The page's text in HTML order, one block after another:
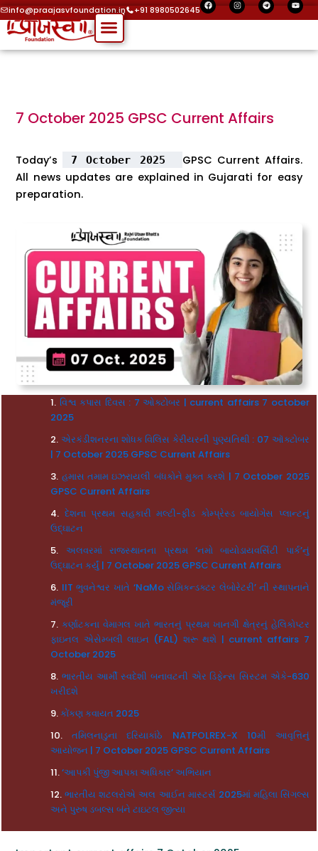
Skip
to
content
info@praajasvfoundation.in +91 8980502645 a
c
e
k
n
s
t
a
e
l
e
m
o
u
t
Menu
7 October 2025 GPSC Current Affairs
Today’s 7 October 2025
GPSC Current Affairs.
All news updates are explained in Gujarati for easy
preparation.
વિશ્વ કપાસ દિવસ : 7 ઓક્ટોબર | current affairs 7 october
2025
એરકંડીશનરના શોધક વિલિસ કેરીયરની પુણ્યતિથી : 07 ઑક્ટોબર
| 7 October 2025 GPSC Current Affairs
હમાસ તમામ ઇઝરાયલી બંધકોને મુક્ત કરશે | 7 October 2025
GPSC Current Affairs
દેશના પ્રથમ સહકારી મલ્ટી-ફીડ કોમ્પ્રેસ્ડ બાયોગેસ પ્લાન્ટનું
ઉદ્ઘાટન
અલવરમાં રાજસ્થાનના પ્રથમ ‘નમો બાયોડાયવર્સિટી પાર્ક’નું
ઉદ્ઘાટન કર્યું | 7 October 2025 GPSC Current Affairs
IIT ભુવનેશ્વર ખાતે ‘NaMo સેમિકન્ડક્ટર લેબોરેટરી’ ની સ્થાપનાને
મંજૂરી
કર્ણાટકના વેમાગલ ખાતે ભારતનું પ્રથમ ખાનગી ક્ષેત્રનું હેલિકોપ્ટર
ફાઇનલ એસેમ્બલી લાઇન (FAL) શરૂ થશે | current affairs 7
October 2025
ભારતીય આર્મી સ્વદેશી બનાવટની એર ડિફેન્સ સિસ્ટમ એકે-630
ખરીદશે
કોંકણ કવાયત 2025
તમિલનાડુના દરિયાકાંઠે NATPOLREX-X 10મી આવૃત્તિનું
આયોજન | 7 October 2025 GPSC Current Affairs
‘આપકી પુંજી આપકા અધિકાર’ અભિયાન
ભારતીય શટલરોએ અલ આઈન માસ્ટર્સ 2025માં મહિલા સિંગલ્સ
અને પુરુષ ડબલ્સ બંને ટાઇટલ જીત્યા